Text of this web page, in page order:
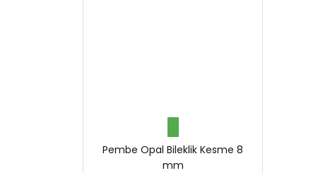
Pembe Opal Bileklik Kesme 8
mm